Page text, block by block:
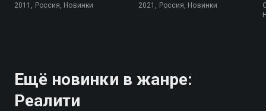
2011, Россия, Новинки 2021, Россия, Новинки
Ещё новинки в жанре:
Реалити